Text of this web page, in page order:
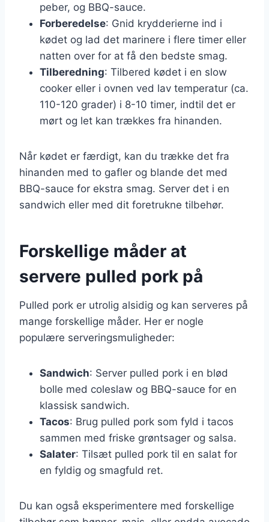
peber, og BBQ-sauce.
Forberedelse: Gnid krydderierne ind i
kødet og lad det marinere i flere timer eller
natten over for at få den bedste smag.
Tilberedning: Tilbered kødet i en slow
cooker eller i ovnen ved lav temperatur (ca.
110-120 grader) i 8-10 timer, indtil det er
mørt og let kan trækkes fra hinanden.
Når kødet er færdigt, kan du trække det fra
hinanden med to gafler og blande det med
BBQ-sauce for ekstra smag. Server det i en
sandwich eller med dit foretrukne tilbehør.
Forskellige måder at
servere pulled pork på
Pulled pork er utrolig alsidig og kan serveres på
mange forskellige måder. Her er nogle
populære serveringsmuligheder:
Sandwich: Server pulled pork i en blød
bolle med coleslaw og BBQ-sauce for en
klassisk sandwich.
Tacos: Brug pulled pork som fyld i tacos
sammen med friske grøntsager og salsa.
Salater: Tilsæt pulled pork til en salat for
en fyldig og smagfuld ret.
Du kan også eksperimentere med forskellige